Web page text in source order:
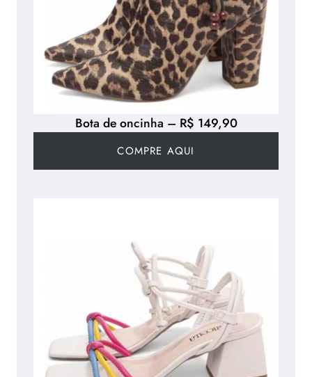
Bota de oncinha – R$ 149,90
COMPRE AQUI